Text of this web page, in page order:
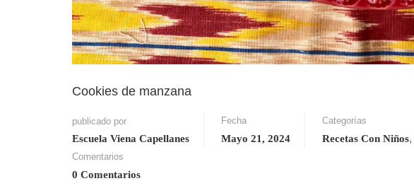
Cookies de manzana
publicado por
Escuela Viena Capellanes
Fecha
Mayo 21, 2024
Categorías
Recetas Con Niños,
Comentarios
0 Comentarios